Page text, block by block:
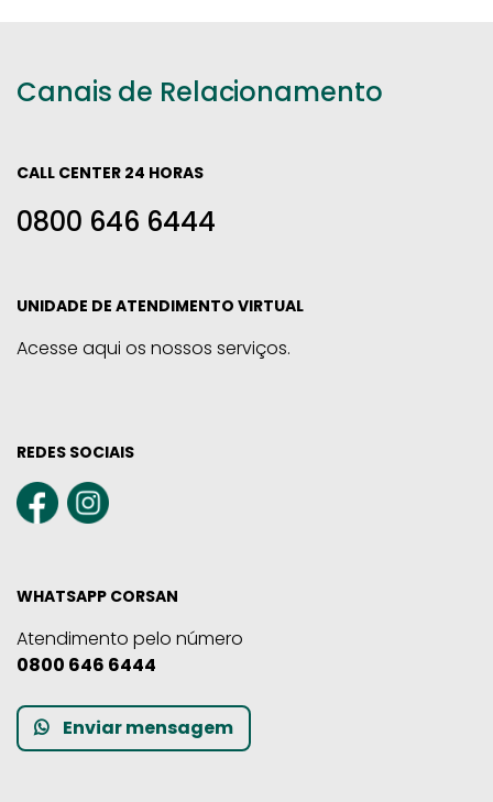
Canais de Relacionamento
CALL CENTER 24 HORAS
0800 646 6444
UNIDADE DE ATENDIMENTO VIRTUAL
Acesse aqui os nossos serviços.
REDES SOCIAIS
WHATSAPP CORSAN
Atendimento pelo número
0800 646 6444
Enviar mensagem